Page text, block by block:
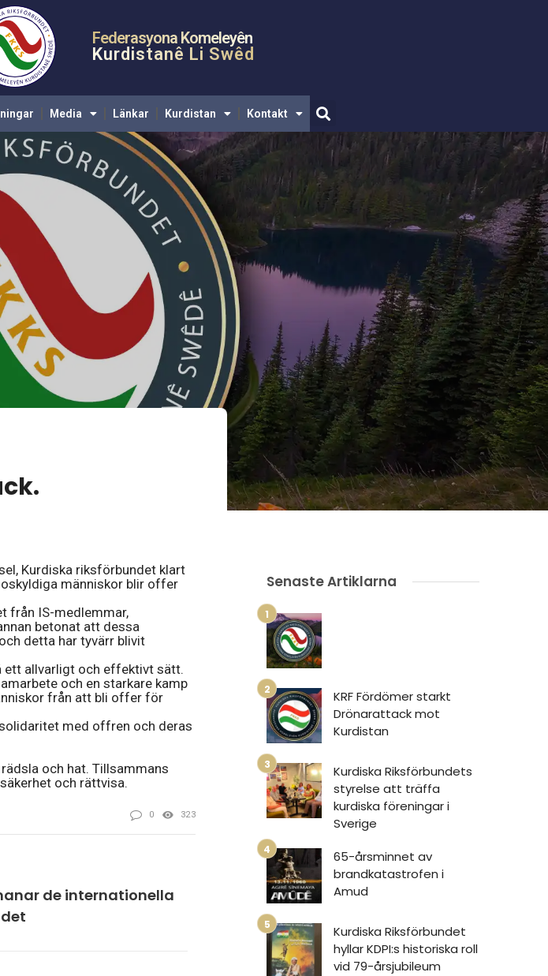
Verksamheter
Federasyona Komeleyên
Kurdistanê Li Swêd
Media Länkar Kurdistan Kontakt
Kurdiska riksförbundet klart
människor blir offer
från IS-medlemmar,
betonat att dessa
detta har tyvärr blivit
ett allvarligt och effektivt sätt.
och en starkare kamp
från att bli offer för
med offren och deras
och hat. Tillsammans
och rättvisa.
0 323
de internationella
Senaste Artiklarna
KRF Fördömer starkt
Drönarattack mot
Kurdistan
Kurdiska Riksförbundets
styrelse att träffa
kurdiska föreningar i
Sverige
65-årsminnet av
brandkatastrofen i
Amud
Kurdiska Riksförbundet
hyllar KDPI:s historiska roll
vid 79-årsjubileum